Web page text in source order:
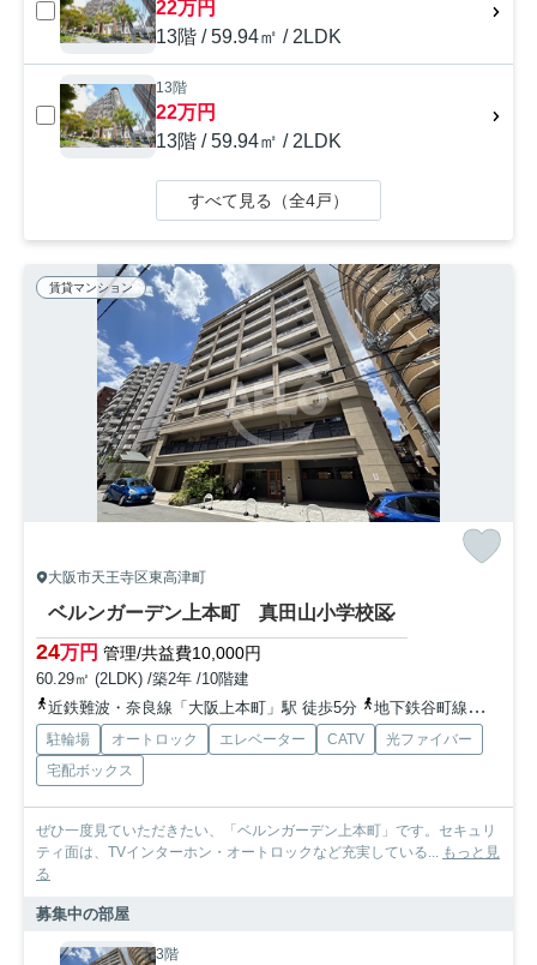
22万円
13階 / 59.94㎡ / 2LDK
13階
22万円
13階 / 59.94㎡ / 2LDK
すべて見る（全4戸）
賃貸マンション
大阪市天王寺区東高津町
ベルンガーデン上本町 真田山小学校区
24万円 管理/共益費10,000円
60.29㎡ (2LDK) /築2年 /10階建
近鉄難波・奈良線「大阪上本町」駅 徒歩5分
地下鉄谷町線「谷町九丁目」駅 徒歩7分
駐輪場 オートロック エレベーター CATV
光ファイバー
宅配ボックス
ぜひ一度見ていただきたい、「ベルンガーデン上本町」です。セキュリ
ティ面は、TVインターホン・オートロックなど充実している... もっと見
る
募集中の部屋
3階